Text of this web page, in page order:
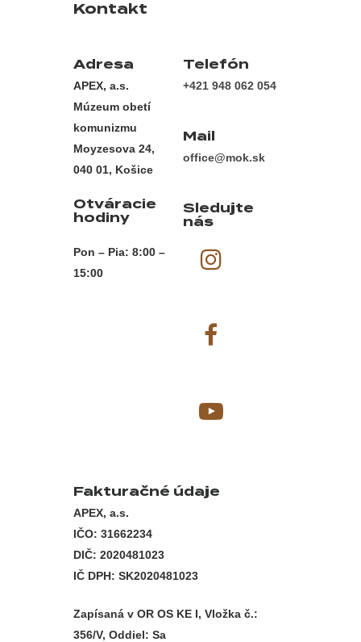
Kontakt
Adresa
APEX, a.s.
Múzeum obetí
komunizmu
Moyzesova 24,
040 01, Košice
Otváracie
hodiny
Pon – Pia: 8:00 –
15:00
Telefón
+421 948 062 054
Mail
office@mok.sk
Sledujte
nás
Fakturačné údaje
APEX, a.s.
IČO: 31662234
DIČ: 2020481023
IČ DPH: SK2020481023
Zapísaná v OR OS KE I, Vložka č.:
356/V, Oddiel: Sa